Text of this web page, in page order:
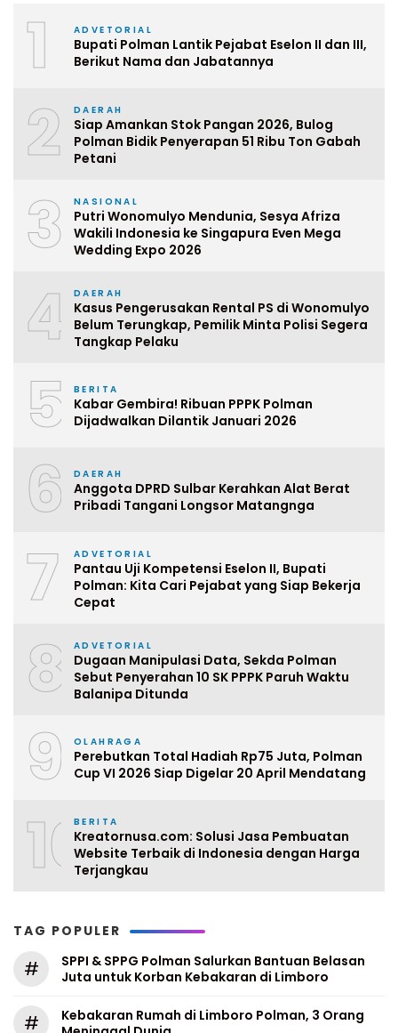
1 ADVETORIAL
Bupati Polman Lantik Pejabat Eselon II dan III,
Berikut Nama dan Jabatannya
2 DAERAH
Siap Amankan Stok Pangan 2026, Bulog
Polman Bidik Penyerapan 51 Ribu Ton Gabah
Petani
3 NASIONAL
Putri Wonomulyo Mendunia, Sesya Afriza
Wakili Indonesia ke Singapura Even Mega
Wedding Expo 2026
4 DAERAH
Kasus Pengerusakan Rental PS di Wonomulyo
Belum Terungkap, Pemilik Minta Polisi Segera
Tangkap Pelaku
5 BERITA
Kabar Gembira! Ribuan PPPK Polman
Dijadwalkan Dilantik Januari 2026
6 DAERAH
Anggota DPRD Sulbar Kerahkan Alat Berat
Pribadi Tangani Longsor Matangnga
7 ADVETORIAL
Pantau Uji Kompetensi Eselon II, Bupati
Polman: Kita Cari Pejabat yang Siap Bekerja
Cepat
8 ADVETORIAL
Dugaan Manipulasi Data, Sekda Polman
Sebut Penyerahan 10 SK PPPK Paruh Waktu
Balanipa Ditunda
9 OLAHRAGA
Perebutkan Total Hadiah Rp75 Juta, Polman
Cup VI 2026 Siap Digelar 20 April Mendatang
10BERITA
Kreatornusa.com: Solusi Jasa Pembuatan
Website Terbaik di Indonesia dengan Harga
Terjangkau
TAG POPULER
#
SPPI & SPPG Polman Salurkan Bantuan Belasan
Juta untuk Korban Kebakaran di Limboro
#
Kebakaran Rumah di Limboro Polman, 3 Orang